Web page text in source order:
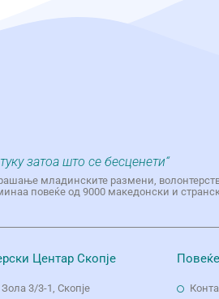
затоа што се бесценети“
младинските размени,
повеќе од 9000 македонски и
Центар Скопје
3/3-1, Скопје
Повеќе